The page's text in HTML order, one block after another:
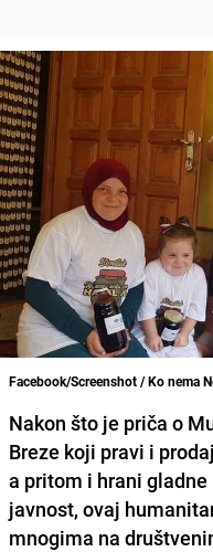
Facebook/Screenshot / Ko nema
Nakon što je priča o
Breze koji pravi i
a pritom i hrani
javnost, ovaj
mnogima na